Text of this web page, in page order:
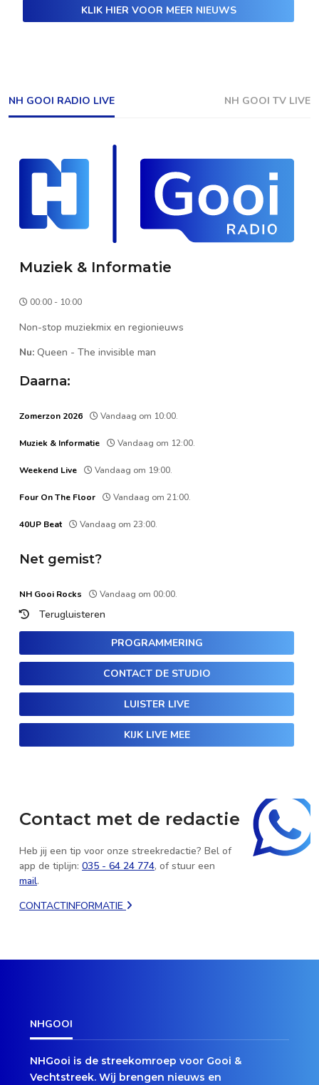
KLIK HIER VOOR MEER NIEUWS
NH GOOI RADIO LIVE NH GOOI TV LIVE
Muziek & Informatie
00:00 - 10:00
Non-stop muziekmix en regionieuws
Nu: Queen - The invisible man
Daarna:
Zomerzon 2026 Vandaag om 10:00.
Muziek & Informatie Vandaag om 12:00.
Weekend Live Vandaag om 19:00.
Four On The Floor Vandaag om 21:00.
40UP Beat Vandaag om 23:00.
Net gemist?
NH Gooi Rocks Vandaag om 00:00.
Terugluisteren
PROGRAMMERING
CONTACT DE STUDIO
LUISTER LIVE
KIJK LIVE MEE
Contact met de redactie
Heb jij een tip voor onze streekredactie? Bel of
app de tiplijn: 035 - 64 24 774, of stuur een
mail.
CONTACTINFORMATIE
NHGOOI
NHGooi is de streekomroep voor Gooi &
Vechtstreek. Wij brengen nieuws en